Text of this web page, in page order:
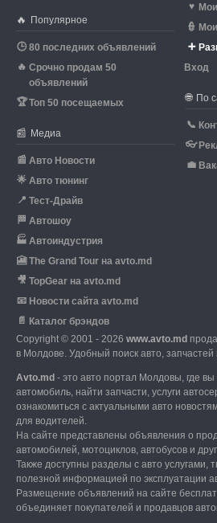
🔥 Популярное
🕒 80 последних объявлений
🔥 Срочно продам 50
объявлений
🏆Топ 50 посещаемых
📰 Медиа
📰 Авто Новости
🌟 Авто тюнинг
📍 Тест-Драйв
🏁 Автошоу
🏭 Автоиндустрия
🎦 The Grand Tour на avto.md
🎥 TopGear на avto.md
📧 Новости сайта avto.md
📄 Каталог брэндов
♥
👮
➕
Вход
🌐 По
📞
👓
💼
Copyright © 2001 - 2026 www.avto.md
в Молдове. Удобный поиск авто,
Avto.md - это авто портал Молдовы, где
автомобиль, найти запчасти, услуги
ознакомиться с актуальными авто
для водителей.
На сайте представлены объявления о
автомобилей, мотоциклов, автобусов и
Также доступны разделы с авто услугами,
полезной информацией по эксплуатации
Размещение объявлений на сайте
объединяет покупателей и продавцов